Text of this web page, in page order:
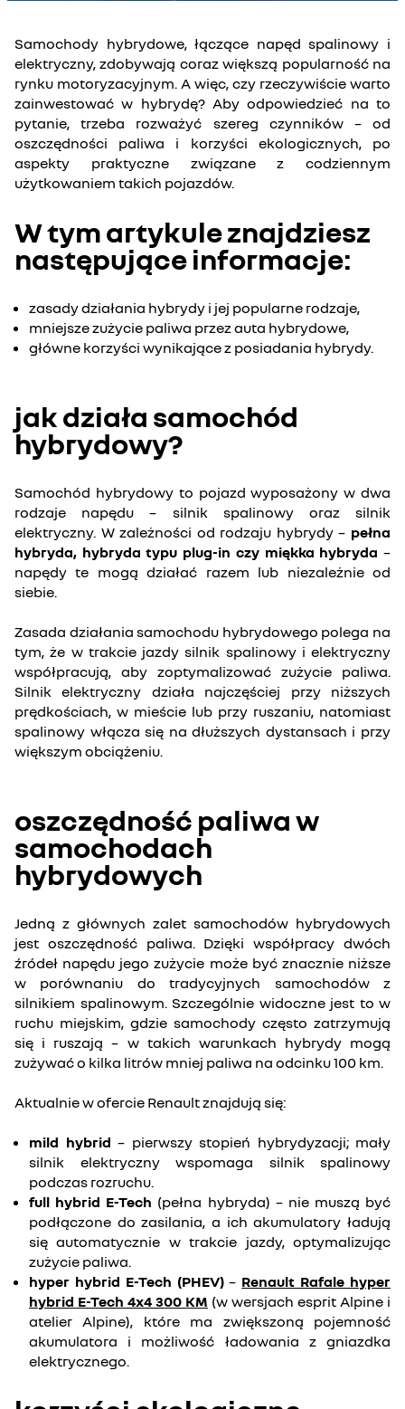
Samochody hybrydowe, łączące napęd spalinowy i
elektryczny, zdobywają coraz większą popularność na
rynku motoryzacyjnym. A więc, czy rzeczywiście warto
zainwestować w hybrydę? Aby odpowiedzieć na to
pytanie, trzeba rozważyć szereg czynników – od
oszczędności paliwa i korzyści ekologicznych, po
aspekty praktyczne związane z codziennym
użytkowaniem takich pojazdów.
W tym artykule znajdziesz
następujące informacje:
zasady działania hybrydy i jej popularne rodzaje,
mniejsze zużycie paliwa przez auta hybrydowe,
główne korzyści wynikające z posiadania hybrydy.
jak działa samochód
hybrydowy?
Samochód hybrydowy to pojazd wyposażony w dwa
rodzaje napędu – silnik spalinowy oraz silnik
elektryczny. W zależności od rodzaju hybrydy – pełna
hybryda, hybryda typu plug-in czy miękka hybryda –
napędy te mogą działać razem lub niezależnie od
siebie.
Zasada działania samochodu hybrydowego polega na
tym, że w trakcie jazdy silnik spalinowy i elektryczny
współpracują, aby zoptymalizować zużycie paliwa.
Silnik elektryczny działa najczęściej przy niższych
prędkościach, w mieście lub przy ruszaniu, natomiast
spalinowy włącza się na dłuższych dystansach i przy
większym obciążeniu.
oszczędność paliwa w
samochodach
hybrydowych
Jedną z głównych zalet samochodów hybrydowych
jest oszczędność paliwa. Dzięki współpracy dwóch
źródeł napędu jego zużycie może być znacznie niższe
w porównaniu do tradycyjnych samochodów z
silnikiem spalinowym. Szczególnie widoczne jest to w
ruchu miejskim, gdzie samochody często zatrzymują
się i ruszają – w takich warunkach hybrydy mogą
zużywać o kilka litrów mniej paliwa na odcinku 100 km.
Aktualnie w ofercie Renault znajdują się:
mild hybrid – pierwszy stopień hybrydyzacji; mały
silnik elektryczny wspomaga silnik spalinowy
podczas rozruchu.
full hybrid E-Tech (pełna hybryda) – nie muszą być
podłączone do zasilania, a ich akumulatory ładują
się automatycznie w trakcie jazdy, optymalizując
zużycie paliwa.
hyper hybrid E-Tech (PHEV)– Renault Rafale hyper
hybrid E-Tech 4x4 300 KM (w wersjach esprit Alpine i
atelier Alpine), które ma zwiększoną pojemność
akumulatora i możliwość ładowania z gniazdka
elektrycznego.